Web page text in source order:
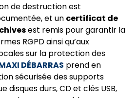
de destruction est
et un certificat de
est remis pour garantir la
RGPD ainsi qu’aux
sur la protection des
DÉBARRAS prend en
sécurisée des supports
disques durs, CD et clés USB,